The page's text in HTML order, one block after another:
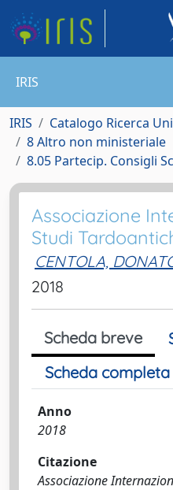
IRIS
IRIS
Catalogo Ricerca
8 Altro non ministeriale
8.05 Partecip. Consigli
Associazione
Studi
CENTOLA,
2018
Scheda breve
Scheda completa
Anno
2018
Citazione
Associazione